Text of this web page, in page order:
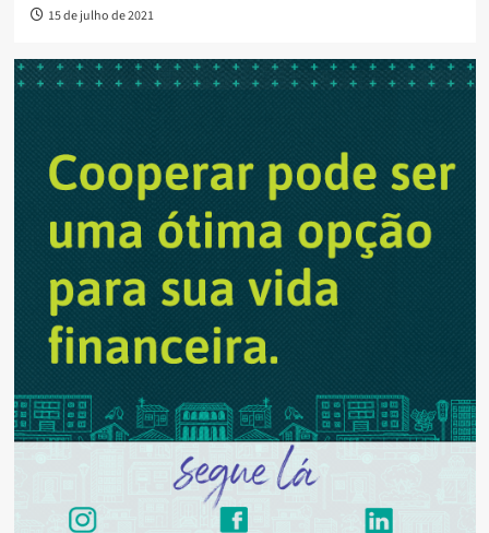
15 de julho de 2021